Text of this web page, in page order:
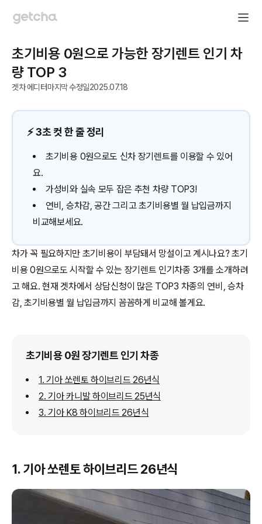
초기비용 0원으로 가능한 장기렌트 인기 차
량 TOP 3
겟차 에디터마지막 수정일2025.07.18
⚡️ 3초 컷 한 줄 정리
초기비용 0원으로도 신차 장기렌트를 이용할 수 있어
요.
가성비와 실속 모두 잡은 추천 차량 TOP3!
연비, 승차감, 공간 그리고 초기비용별 월 납입금까지
비교해보세요.
차가 꼭 필요하지만 초기비용이 부담돼서 망설이고 계시나요? 초기
비용 0원으로도 시작할 수 있는 장기렌트 인기차종 3개를 소개하려
고 해요. 현재 겟차에서 상담신청이 많은 TOP3 차종의 연비, 승차
감, 초기비용별 월 납입금까지 꼼꼼하게 비교해 볼게요.
초기비용 0원 장기렌트 인기 차종
1. 기아 쏘렌토 하이브리드 26년식
2. 기아 카니발 하이브리드 25년식
3. 기아 K8 하이브리드 26년식
1. 기아 쏘렌토 하이브리드 26년식